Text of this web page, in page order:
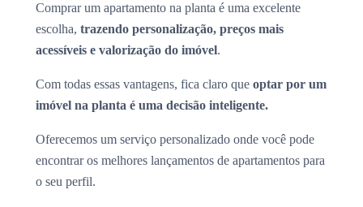
Comprar um apartamento na planta é uma excelente
escolha, trazendo personalização, preços mais
acessíveis e valorização do imóvel.
Com todas essas vantagens, fica claro que optar por um
imóvel na planta é uma decisão inteligente.
Oferecemos um serviço personalizado onde você pode
encontrar os melhores lançamentos de apartamentos para
o seu perfil.